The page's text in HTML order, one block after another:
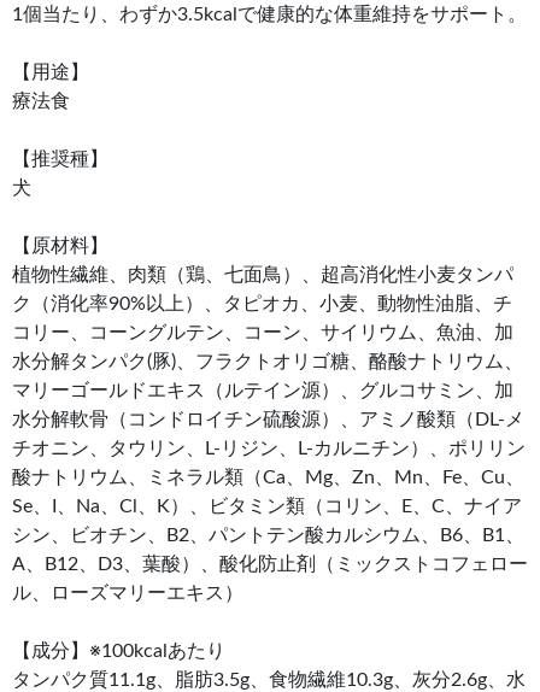
1個当たり、わずか3.5kcalで健康的な体重維持をサポート。
【用途】
療法食
【推奨種】
犬
【原材料】
植物性繊維、肉類（鶏、七面鳥）、超高消化性小麦タンパ
ク（消化率90%以上）、タピオカ、小麦、動物性油脂、チ
コリー、コーングルテン、コーン、サイリウム、魚油、加
水分解タンパク(豚)、フラクトオリゴ糖、酪酸ナトリウム、
マリーゴールドエキス（ルテイン源）、グルコサミン、加
水分解軟骨（コンドロイチン硫酸源）、アミノ酸類（DL-メ
チオニン、タウリン、L-リジン、L-カルニチン）、ポリリン
酸ナトリウム、ミネラル類（Ca、Mg、Zn、Mn、Fe、Cu、
Se、I、Na、Cl、K）、ビタミン類（コリン、E、C、ナイア
シン、ビオチン、B2、パントテン酸カルシウム、B6、B1、
A、B12、D3、葉酸）、酸化防止剤（ミックストコフェロー
ル、ローズマリーエキス）
【成分】※100kcalあたり
タンパク質11.1g、脂肪3.5g、食物繊維10.3g、灰分2.6g、水